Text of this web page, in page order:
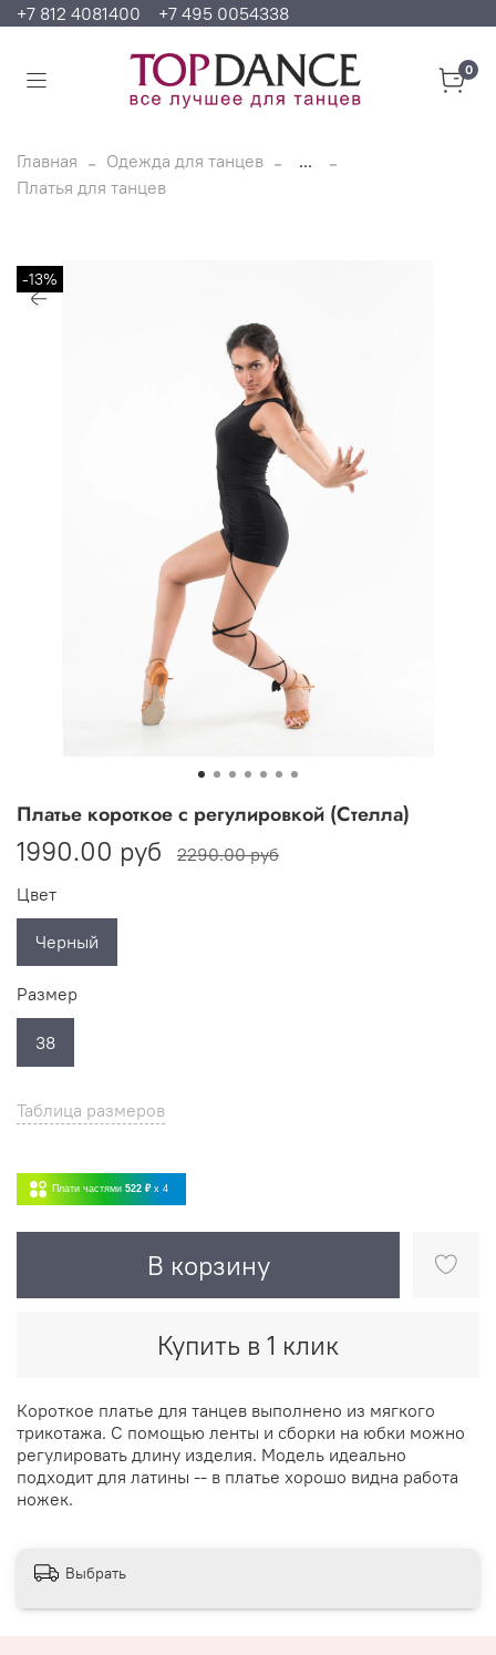
+7 812 4081400 +7 495 0054338
0
Главная Одежда для танцев
...
Платья для танцев
-13%
Платье короткое с регулировкой (Стелла)
1990.00 руб 2290.00 руб
Таблица размеров
Плати частями 522 ₽ x 4
В корзину
Купить в 1 клик
Цвет
Черный
Размер
38
Короткое платье для танцев выполнено из мягкого
трикотажа. С помощью ленты и сборки на юбки можно
регулировать длину изделия. Модель идеально
подходит для латины -- в платье хорошо видна работа
ножек.
Выбрать